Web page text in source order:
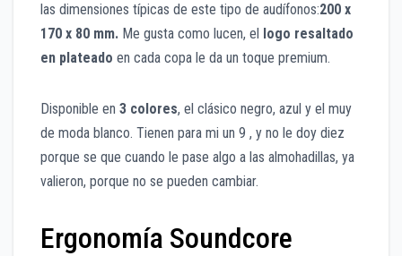
las dimensiones típicas de este tipo de audífonos:200 x
170 x 80 mm. Me gusta como lucen, el logo resaltado
en plateado en cada copa le da un toque premium.
Disponible en 3 colores, el clásico negro, azul y el muy
de moda blanco. Tienen para mi un 9 , y no le doy diez
porque se que cuando le pase algo a las almohadillas, ya
valieron, porque no se pueden cambiar.
Ergonomía Soundcore